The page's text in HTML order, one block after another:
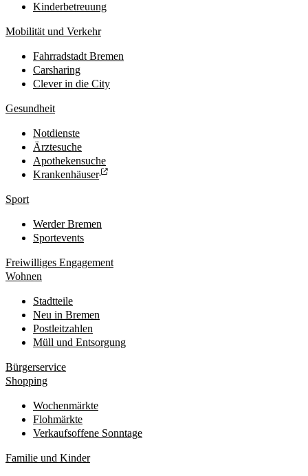
Kinderbetreuung
Mobilität und Verkehr
Fahrradstadt Bremen
Carsharing
Clever in die City
Gesundheit
Notdienste
Ärztesuche
Apothekensuche
Krankenhäuser
Sport
Werder Bremen
Sportevents
Freiwilliges Engagement
Wohnen
Stadtteile
Neu in Bremen
Postleitzahlen
Müll und Entsorgung
Bürgerservice
Shopping
Wochenmärkte
Flohmärkte
Verkaufsoffene Sonntage
Familie und Kinder